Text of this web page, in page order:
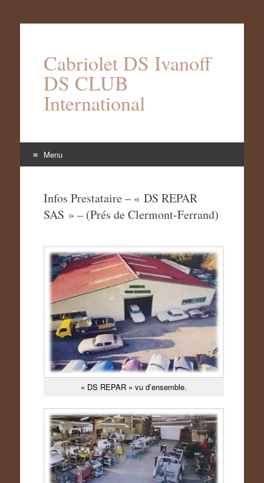
Cabriolet DS Ivanoff
DS CLUB
International
Menu
contenuInfos Prestataire – « DS REPAR
SAS » – (Prés de Clermont-Ferrand)
« DS REPAR » vu d’ensemble.